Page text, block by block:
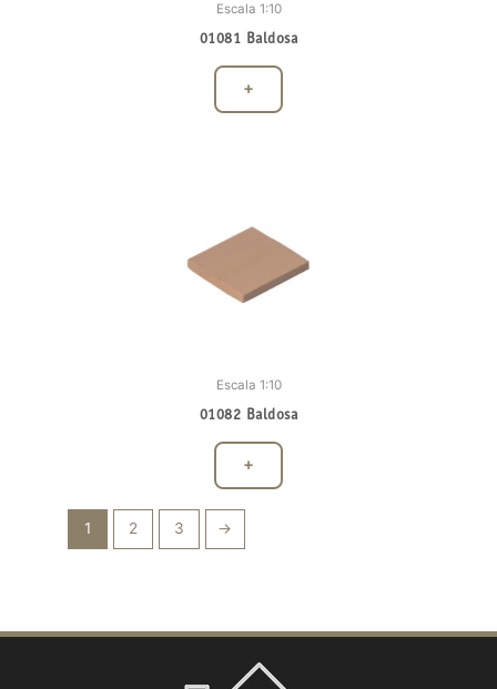
Escala 1:10
01081 Baldosa
+
Escala 1:10
01082 Baldosa
+
1 2 3 →